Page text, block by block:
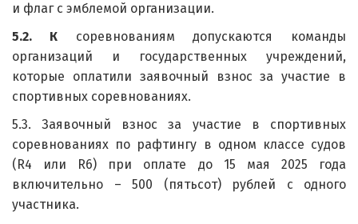
и флаг с эмблемой организации.
5.2. Ксоревнованиям допускаются команды
организаций и государственных учреждений,
которые оплатили заявочный взнос за участие в
спортивных соревнованиях.
5.3. Заявочный взнос за участие в спортивных
соревнованиях по рафтингу в одном классе судов
(R4 или R6) при оплате до 15 мая 2025 года
включительно – 500 (пятьсот) рублей с одного
участника.